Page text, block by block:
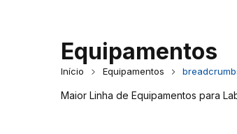
Equipamentos
Início Equipamentos
Maior Linha de Equipamentos para